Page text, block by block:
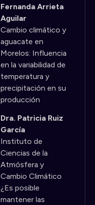
Fernanda Arrieta
Aguilar
Cambio climático y
aguacate en
Morelos: Influencia
en la variabilidad de
temperatura y
precipitación en su
producción
Dra. Patricia Ruiz
García
Instituto de
Ciencias de la
Atmósfera y
Cambio Climático
¿Es posible
mantener las